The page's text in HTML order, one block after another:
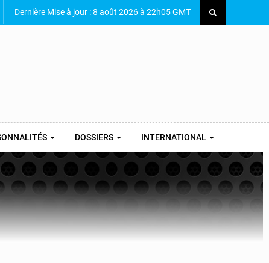
Dernière Mise à jour : 8 août 2026 à 22h05 GMT
DOSSIERS INTERNATIONAL